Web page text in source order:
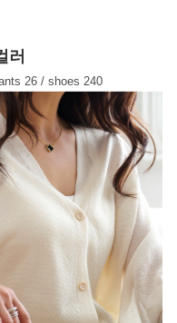
러
26 / shoes 240